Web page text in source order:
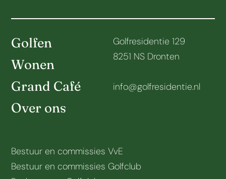
Golfen
Wonen
Grand Café
Over ons
Golfresidentie 129
8251 NS Dronten
info@golfresidentie.nl
Bestuur en commissies VvE
Bestuur en commissies Golfclub